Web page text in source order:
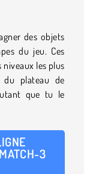
des objets
du jeu. Ces
les plus
plateau de
que tu le
3